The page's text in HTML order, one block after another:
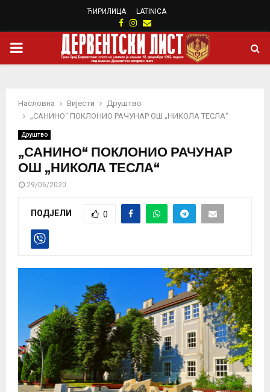
ЋИРИЛИЦА LATINICA
Facebook
Instagram
Email
PRIMARY
Насловна Вијести
Друштво
„САНИНО“ ПОКЛОНИО РАЧУНАР ОШ „НИКОЛА ТЕСЛА“
Друштво
„САНИНО“ ПОКЛОНИО РАЧУНАР
ОШ „НИКОЛА ТЕСЛА“
29/06/2020
ПОДЈЕЛИ 0